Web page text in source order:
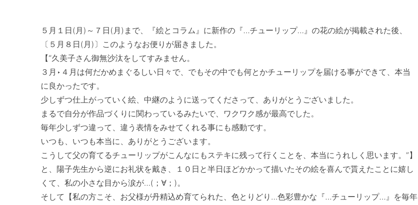
５月１日(月)～７日(月)まで、『絵とコラム』に新作の『…チューリップ…』の花の絵が掲載された後、
〔５月８日(月)〕このようなお便りが届きました。
【“久美子さん御無沙汰をしてすみません。
３月‣４月は何だかめまぐるしい日々で、でもその中でも何とかチューリップを届ける事ができて、本当
に良かったです。
少しずつ仕上がっていく絵、中継のように送ってくださって、ありがとうございました。
まるで自分が作品づくりに関わっているみたいで、ワクワク感が最高でした。
毎年少しずつ違って、違う表情をみせてくれる事にも感動です。
いつも、いつも本当に、ありがとうございます。
こうして父の育てるチューリップがこんなにもステキに残って行くことを、本当にうれしく思います。”】
と、陽子先生から逆にお礼状を戴き、１０日と半日ほどかかって描いたその絵を喜んで貰えたことに嬉し
くて、私の小さな目から涙が…(；∀；)。
そして【私の方こそ、お父様が丹精込め育てられた、色とりどり…色彩豊かな『…チューリップ…』を毎年